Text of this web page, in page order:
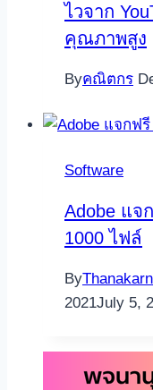
ไวจาก
คุณภาพสูง
Byคณิตกร
Software
Adobe แจ
1000 ไฟล์
By
2021July 5,